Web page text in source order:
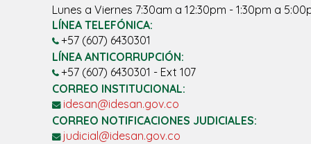
Lunes a Viernes 7:30am a 12:30pm - 1:30pm a
LÍNEA TELEFÓNICA:
+57 (607) 6430301
LÍNEA ANTICORRUPCIÓN:
+57 (607) 6430301 - Ext 107
CORREO INSTITUCIONAL:
idesan@idesan.gov.co
CORREO NOTIFICACIONES JUDICIALES:
judicial@idesan.gov.co